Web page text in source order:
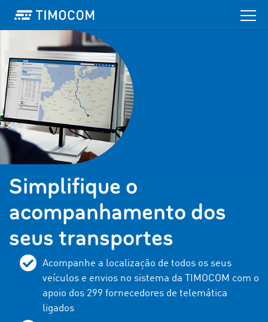
Simplifique o
acompanhamento dos
seus transportes
Acompanhe a localização de todos os seus
veículos e envios no sistema da TIMOCOM com o
apoio dos 299 fornecedores de telemática
ligados